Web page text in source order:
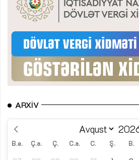
ARXIV
B.e. Ç.a. Ç. C.a. C. Ş. B.